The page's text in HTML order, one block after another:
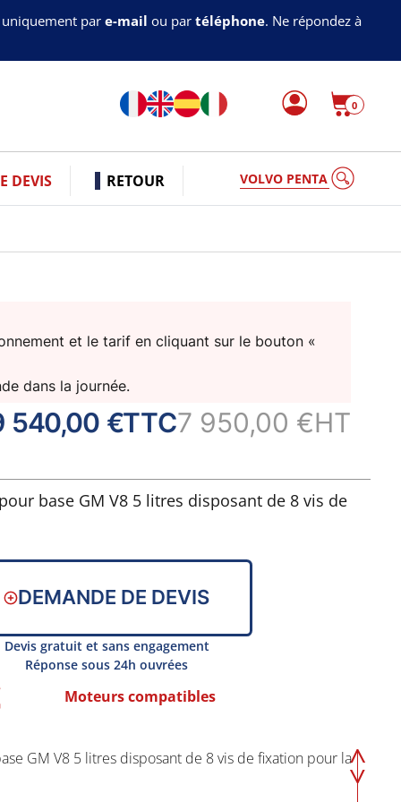
par e-mail ou par téléphone. Ne répondez à
0
DEVIS RETOUR VOLVO PENTA
et le tarif en cliquant sur le bouton «
dans la journée.
540,00 €TTC7 950,00 €HT
base GM V8 5 litres disposant de 8 vis de
un morceau
6-5-7-2
DEMANDE DE DEVIS
Devis gratuit et sans engagement
Réponse sous 24h ouvrées
Moteurs compatibles
GM V8 5 litres disposant de 8 vis de fixation pour la